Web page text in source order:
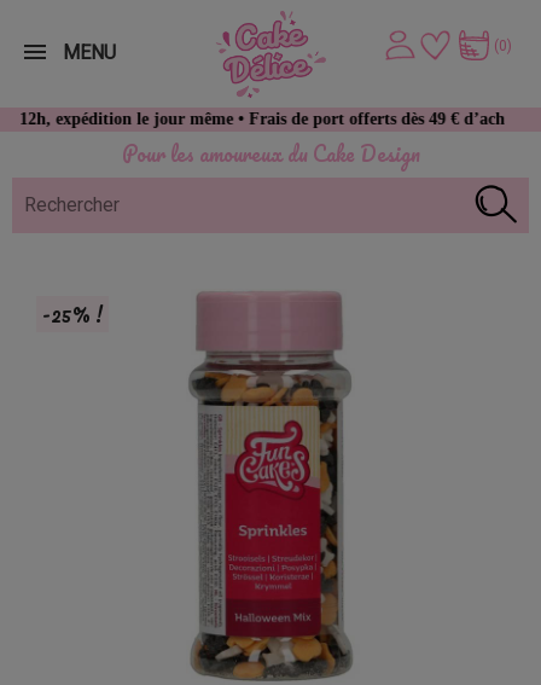
Pour les amoureux du Cake Design
expédition le jour même • Frais de port offerts dès 49 € d’achat
(0)
MENU
-25% !